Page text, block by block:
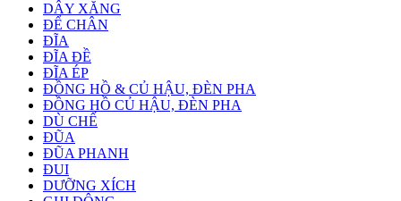
DÂY XĂNG
ĐỂ CHÂN
ĐĨA
ĐĨA ĐỀ
ĐĨA ÉP
ĐỒNG HỒ & CỦ HẬU, ĐÈN PHA
ĐỒNG HỒ CỦ HẬU, ĐÈN PHA
DÙ CHẾ
ĐŨA
ĐŨA PHANH
ĐUI
DƯỠNG XÍCH